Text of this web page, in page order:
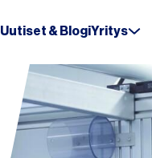
Uutiset & BlogiYritys